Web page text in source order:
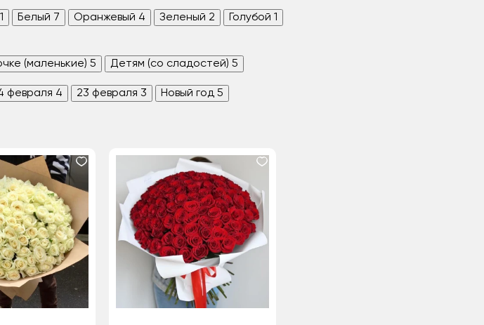
1 Белый 7 Оранжевый 4 Зеленый 2 Голубой 1
(маленькие) 5 Детям (со сладостей) 5
февраля 4 23 февраля 3 Новый год 5